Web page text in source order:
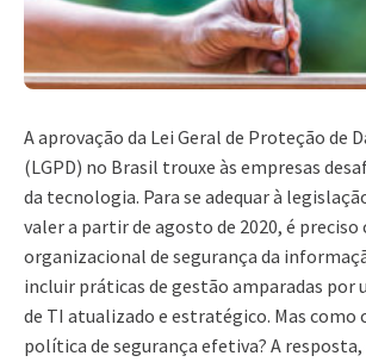
A aprovação da Lei Geral de Proteção de
(LGPD) no Brasil trouxe às empresas
da tecnologia. Para se adequar à
valer a partir de agosto de 2020, é
organizacional de segurança da
incluir práticas de gestão amparadas por
de TI atualizado e estratégico. Mas como
política de segurança efetiva? A